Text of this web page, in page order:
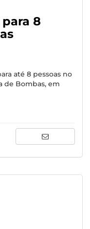
8
até 8 pessoas no
de Bombas, em